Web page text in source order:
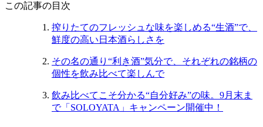
この記事の目次
搾りたてのフレッシュな味を楽しめる“生酒”で、
鮮度の高い日本酒らしさを
その名の通り“利き酒”気分で、それぞれの銘柄の
個性を飲み比べて楽しんで
飲み比べてこそ分かる“自分好み”の味。9月末ま
で「SOLOYATA」キャンペーン開催中！